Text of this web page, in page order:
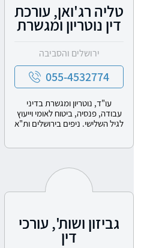
טליה רג'ואן, עורכת
דין נוטריון ומגשרת
ירושלים והסביבה
055-4532774
עו"ד, נוטריון ומגשרת בדיני
עבודה, פנסיה, ביטוח לאומי וייעוץ
לגיל השלישי. ניפים בירושלים ות"א
גביזון ושות', עורכי
דין